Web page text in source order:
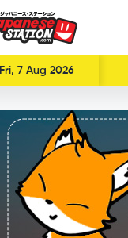
Fri, 7 Aug 2026